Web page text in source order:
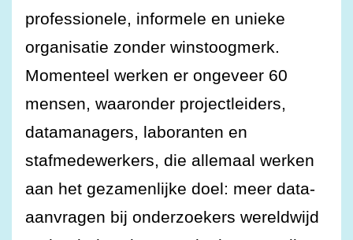
professionele, informele en unieke
organisatie zonder winstoogmerk.
Momenteel werken er ongeveer 60
mensen, waaronder projectleiders,
datamanagers, laboranten en
stafmedewerkers, die allemaal werken
aan het gezamenlijke doel: meer data-
aanvragen bij onderzoekers wereldwijd